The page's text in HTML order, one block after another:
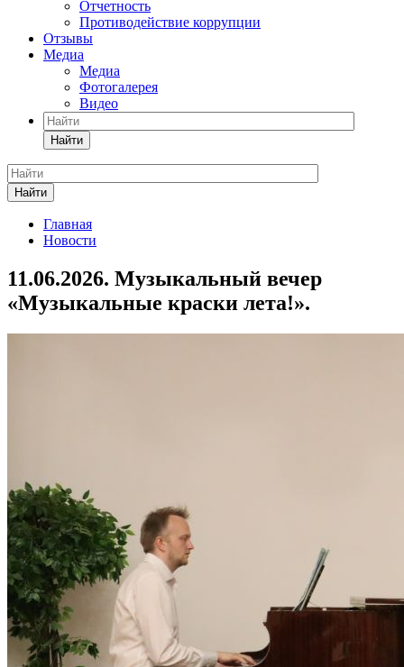
Отчетность
Противодействие коррупции
Отзывы
Медиа
Медиа
Фотогалерея
Видео
Найти
Найти
Главная
Новости
11.06.2026. Музыкальный вечер
«Музыкальные краски лета!».